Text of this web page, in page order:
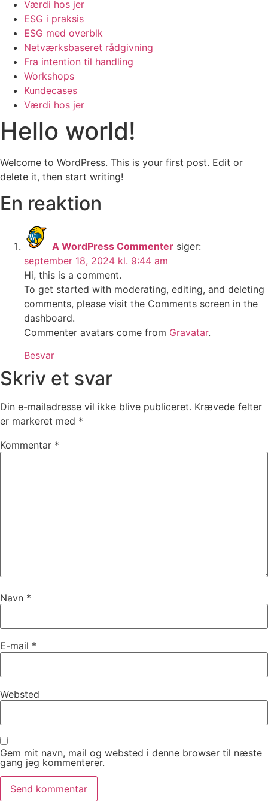
Værdi hos jer
ESG i praksis
ESG med overblk
Netværksbaseret rådgivning
Fra intention til handling
Workshops
Kundecases
Værdi hos jer
Hello world!
Welcome to WordPress. This is your first post. Edit or
delete it, then start writing!
En reaktion
A WordPress Commenter siger:
september 18, 2024 kl. 9:44 am
Hi, this is a comment.
To get started with moderating, editing, and deleting
comments, please visit the Comments screen in the
dashboard.
Commenter avatars come from Gravatar.
Besvar
Skriv et svar
Din e-mailadresse vil ikke blive publiceret. Krævede felter
er markeret med *
Kommentar *
Navn *
E-mail *
Websted
Gem mit navn, mail og websted i denne browser til næste
gang jeg kommenterer.